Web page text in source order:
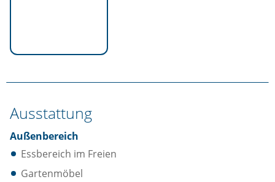
Ausstattung
Außenbereich
Essbereich im Freien
Gartenmöbel